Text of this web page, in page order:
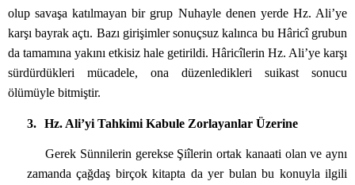
olup savaşa katılmayan bir grup Nuhayle denen yerde Hz. Ali’ye
karşı bayrak açtı. Bazı girişimler sonuçsuz kalınca bu Hâricî grubun
da tamamına yakını etkisiz hale getirildi. Hâricîlerin Hz. Ali’ye karşı
sürdürdükleri mücadele, ona düzenledikleri suikast sonucu
ölümüyle bitmiştir.
3. Hz. Ali’yi Tahkimi Kabule Zorlayanlar Üzerine
Gerek Sünnilerin gerekse Şiîlerin ortak kanaati olan ve aynı
zamanda çağdaş birçok kitapta da yer bulan bu konuyla ilgili